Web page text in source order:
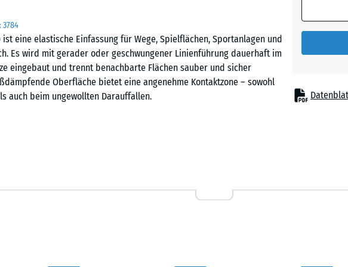
3784
ist eine elastische Einfassung für Wege, Spielflächen, Sportanlagen und
Es wird mit gerader oder geschwungener Linienführung dauerhaft im
eingebaut und trennt benachbarte Flächen sauber und sicher
Oberfläche bietet eine angenehme Kontaktzone – sowohl
auch beim ungewollten Darauffallen.
beim Einbau im Beton zuverlässig verankern.
oder Kies wird das Betonfundament in der gewünschten